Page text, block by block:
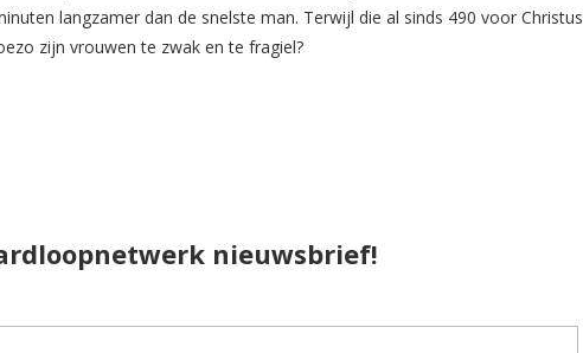
langzamer dan de snelste man. Terwijl die al sinds 490 voor Christus
zijn vrouwen te zwak en te fragiel?
nieuwsbrief!